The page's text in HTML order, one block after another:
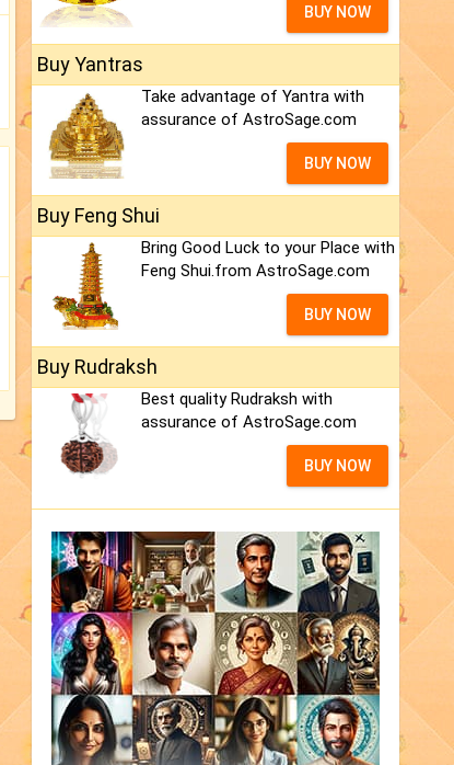
BUY NOW
Buy Yantras
Take advantage of Yantra with
assurance of AstroSage.com
BUY NOW
Buy Feng Shui
Bring Good Luck to your Place with
Feng Shui.from AstroSage.com
BUY NOW
Buy Rudraksh
Best quality Rudraksh with
assurance of AstroSage.com
BUY NOW